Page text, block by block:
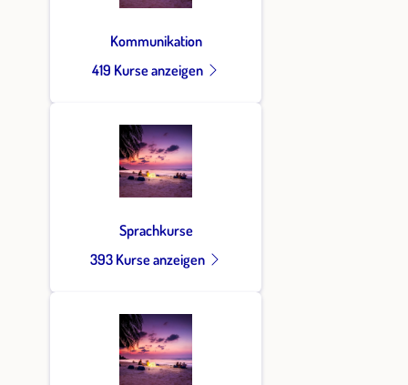
Kommunikation
419 Kurse anzeigen
Sprachkurse
393 Kurse anzeigen